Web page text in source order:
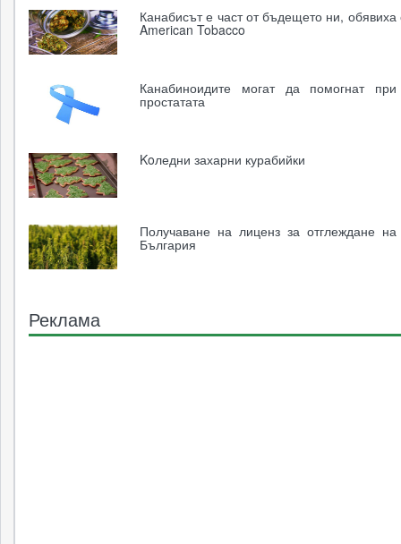
Канабисът е част от бъдещето ни, обявиха
American Tobacco
Канабиноидите могат да помогнат
простатата
Koледни захарни курабийки
Получаване на лиценз за отглеждане
България
Реклама